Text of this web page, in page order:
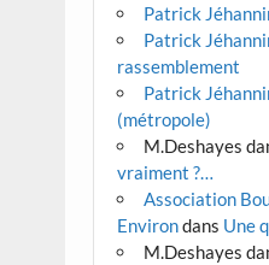
Patrick
Patrick
rassemblement
Patrick
(métropole)
M.Deshayes
vraiment ?…
Association
Environdans Une
M.Deshayes